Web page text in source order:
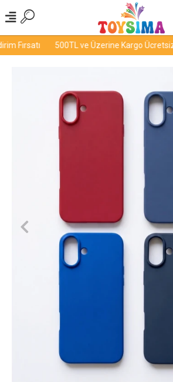
Fırsatı 500TL ve Üzerine Kargo Ücretsiz!